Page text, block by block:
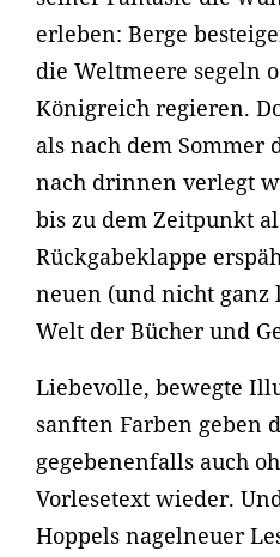
erleben: Berge
die Weltmeere segeln
Königreich regieren.
als nach dem Sommer
nach drinnen verlegt
bis zu dem Zeitpunkt
Rückgabeklappe
neuen (und nicht ganz
Welt der Bücher und
Liebevolle, bewegte
sanften Farben geben
gegebenenfalls auch
Vorlesetext wieder.
Hoppels nagelneuer